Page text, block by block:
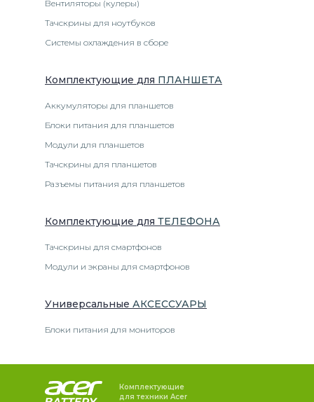
Вентиляторы (кулеры)
Тачскрины для ноутбуков
Системы охлаждения в сборе
Комплектующие для ПЛАНШЕТА
Аккумуляторы для планшетов
Блоки питания для планшетов
Модули для планшетов
Тачскрины для планшетов
Разъемы питания для планшетов
Комплектующие для ТЕЛЕФОНА
Тачскрины для смартфонов
Модули и экраны для смартфонов
Универсальные АКСЕССУАРЫ
Блоки питания для мониторов
Комплектующие
для техники Acer